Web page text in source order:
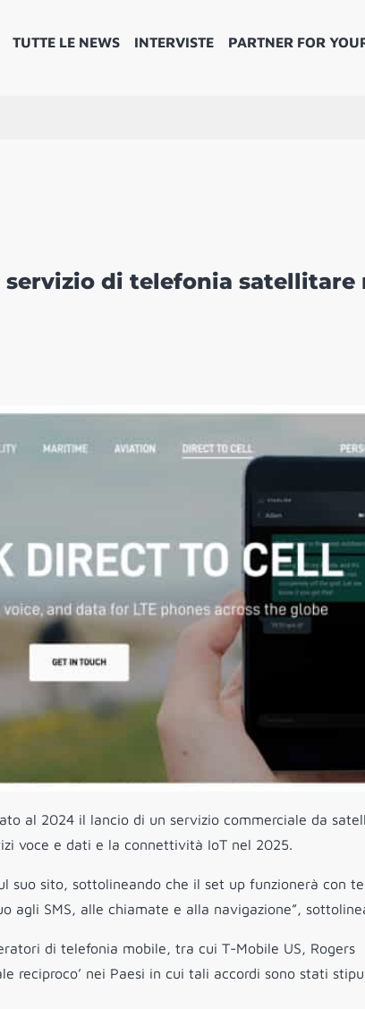
TUTTE LE NEWS INTERVISTE PARTNER FOR
di telefonia satellitare
al 2024 il lancio di un servizio commerciale da
voce e dati e la connettività IoT nel 2025.
suo sito, sottolineando che il set up funzionerà con
agli SMS, alle chiamate e alla navigazione”,
di telefonia mobile, tra cui T-Mobile US, Rogers
reciproco’ nei Paesi in cui tali accordi sono stati